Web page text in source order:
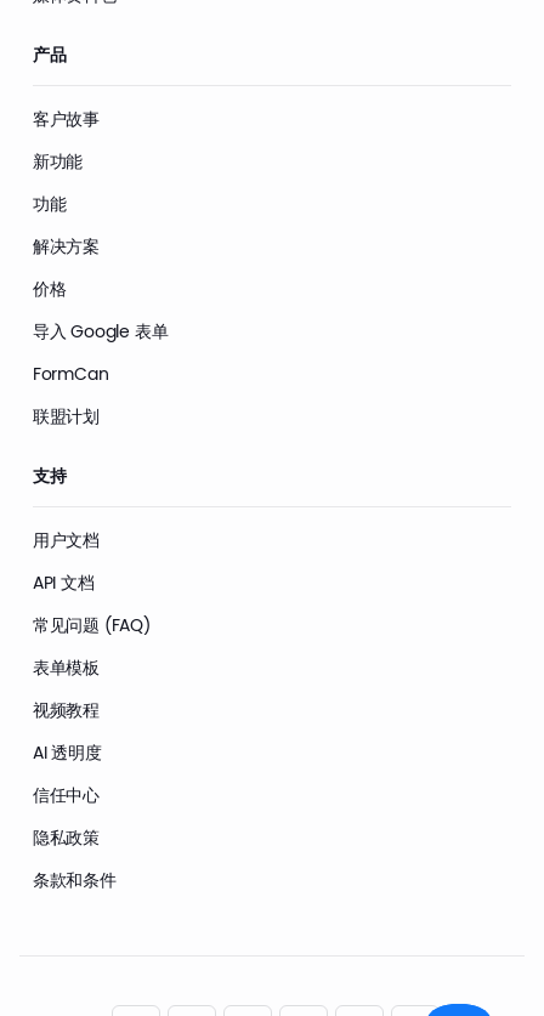
产品
客户故事
新功能
功能
解决方案
价格
导入 Google 表单
FormCan
联盟计划
支持
用户文档
API 文档
常见问题 (FAQ)
表单模板
视频教程
AI 透明度
信任中心
隐私政策
条款和条件